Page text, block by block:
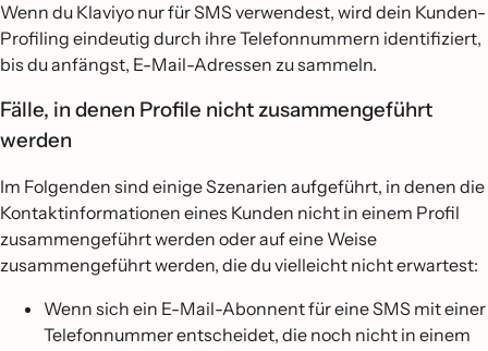
Wenn du Klaviyo nur für SMS verwendest, wird dein Kunden-
Profiling eindeutig durch ihre Telefonnummern identifiziert,
bis du anfängst, E-Mail-Adressen zu sammeln.
Fälle, in denen Profile nicht zusammengeführt
werden
Im Folgenden sind einige Szenarien aufgeführt, in denen die
Kontaktinformationen eines Kunden nicht in einem Profil
zusammengeführt werden oder auf eine Weise
zusammengeführt werden, die du vielleicht nicht erwartest:
Wenn sich ein E-Mail-Abonnent für eine SMS mit einer
Telefonnummer entscheidet, die noch nicht in einem